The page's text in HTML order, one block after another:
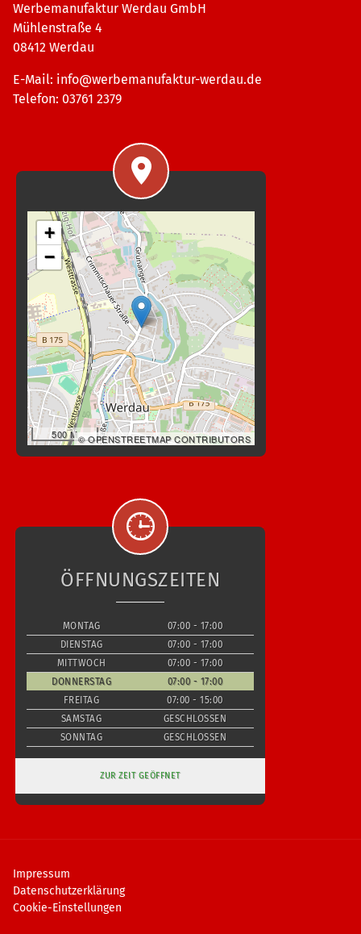
Werbemanufaktur Werdau GmbH
Mühlenstraße 4
08412 Werdau
E-Mail: info@werbemanufaktur-werdau.de
Telefon: 03761 2379
+
−
500 M© OPENSTREETMAP CONTRIBUTORS
ÖFFNUNGSZEITEN
MONTAG
07:00 - 17:00
DIENSTAG
07:00 - 17:00
MITTWOCH
07:00 - 17:00
DONNERSTAG
07:00 - 17:00
FREITAG
07:00 - 15:00
SAMSTAG
GESCHLOSSEN
SONNTAG
GESCHLOSSEN
ZUR ZEIT GEÖFFNET
Impressum
Datenschutzerklärung
Cookie-Einstellungen